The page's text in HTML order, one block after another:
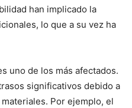
han implicado la
lo que a su vez ha
uno de los más afectados.
significativos debido a
Por ejemplo, el